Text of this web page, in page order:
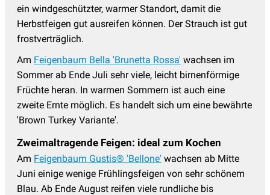
ein windgeschützter, warmer Standort, damit die
Herbstfeigen gut ausreifen können. Der Strauch ist gut
frostverträglich.
Am Feigenbaum Bella 'Brunetta Rossa' wachsen im
Sommer ab Ende Juli sehr viele, leicht birnenförmige
Früchte heran. In warmen Sommern ist auch eine
zweite Ernte möglich. Es handelt sich um eine bewährte
'Brown Turkey Variante'.
Zweimaltragende Feigen: ideal zum Kochen
Am Feigenbaum Gustis® 'Bellone' wachsen ab Mitte
Juni einige wenige Frühlingsfeigen von sehr schönem
Blau. Ab Ende August reifen viele rundliche bis